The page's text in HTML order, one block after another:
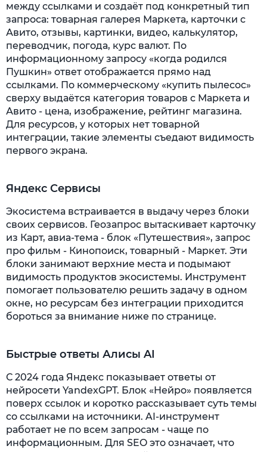
между ссылками и создаёт под конкретный тип
запроса: товарная галерея Маркета, карточки с
Авито, отзывы, картинки, видео, калькулятор,
переводчик, погода, курс валют. По
информационному запросу «когда родился
Пушкин» ответ отображается прямо над
ссылками. По коммерческому «купить пылесос»
сверху выдаётся категория товаров с Маркета и
Авито - цена, изображение, рейтинг магазина.
Для ресурсов, у которых нет товарной
интеграции, такие элементы съедают видимость
первого экрана.
Яндекс Сервисы
Экосистема встраивается в выдачу через блоки
своих сервисов. Геозапрос вытаскивает карточку
из Карт, авиа-тема - блок «Путешествия», запрос
про фильм - Кинопоиск, товарный - Маркет. Эти
блоки занимают верхние места и подымают
видимость продуктов экосистемы. Инструмент
помогает пользователю решить задачу в одном
окне, но ресурсам без интеграции приходится
бороться за внимание ниже по странице.
Быстрые ответы Алисы AI
С 2024 года Яндекс показывает ответы от
нейросети YandexGPT. Блок «Нейро» появляется
поверх ссылок и коротко рассказывает суть темы
со ссылками на источники. AI-инструмент
работает не по всем запросам - чаще по
информационным. Для SEO это означает, что